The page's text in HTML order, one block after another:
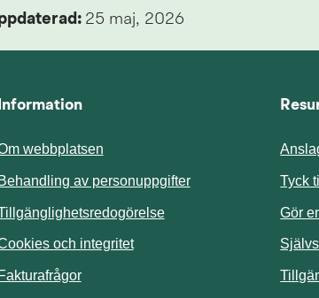
25 maj, 2026
Information
webbplatsen
Behandling av personuppgifter
och integritet
Fakturafrågor
Tyck
Gör